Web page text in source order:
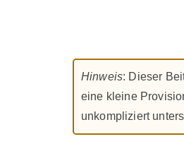
Hinweis: Dieser
eine kleine
unkompliziert